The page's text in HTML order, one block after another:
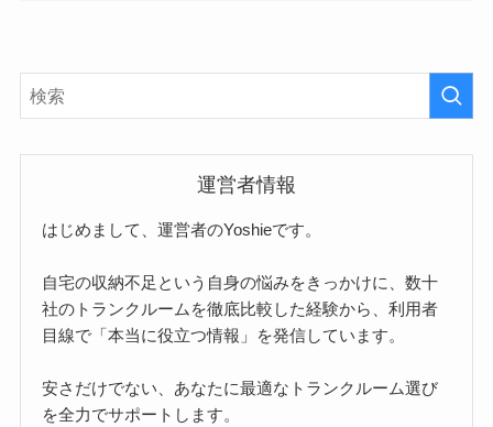
運営者情報
はじめまして、運営者のYoshieです。
自宅の収納不足という自身の悩みをきっかけに、数十
社のトランクルームを徹底比較した経験から、利用者
目線で「本当に役立つ情報」を発信しています。
安さだけでない、あなたに最適なトランクルーム選び
を全力でサポートします。